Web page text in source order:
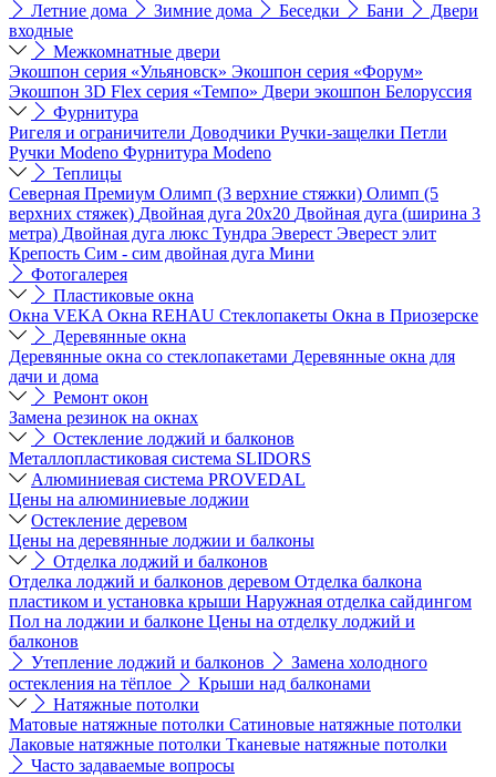
Летние дома Зимние дома Беседки Бани
Двери
входные
Межкомнатные двери
Экошпон серия «Ульяновск» Экошпон серия «Форум»
Экошпон 3D Flex серия «Темпо» Двери экошпон Белоруссия
Фурнитура
Ригеля и ограничители Доводчики Ручки-защелки Петли
Ручки Modeno Фурнитура Modeno
Теплицы
Северная Премиум Олимп (3 верхние стяжки) Олимп (5
верхних стяжек) Двойная дуга 20х20 Двойная дуга (ширина 3
метра) Двойная дуга люкс Тундра Эверест Эверест элит
Крепость Сим - сим двойная дуга Мини
Фотогалерея
Пластиковые окна
Окна VEKAОкна REHAU Стеклопакеты Окна в Приозерске
Деревянные окна
Деревянные окна со стеклопакетами Деревянные окна для
дачи и дома
Ремонт окон
Замена резинок на окнах
Остекление лоджий и балконов
Металлопластиковая система SLIDORS
Алюминиевая система PROVEDAL
Цены на алюминиевые лоджии
Остекление деревом
Цены на деревянные лоджии и балконы
Отделка лоджий и балконов
Отделка лоджий и балконов деревом Отделка балкона
пластиком и установка крыши Наружная отделка сайдингом
Пол на лоджии и балконе Цены на отделку лоджий и
балконов
Утепление лоджий и балконов
Замена холодного
остекления на тёплое
Крыши над балконами
Натяжные потолки
Матовые натяжные потолки Сатиновые натяжные потолки
Лаковые натяжные потолки Тканевые натяжные потолки
Часто задаваемые вопросы